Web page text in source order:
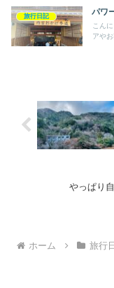
旅行日記 パワ
こん
アや
やっぱり
ホーム 旅行